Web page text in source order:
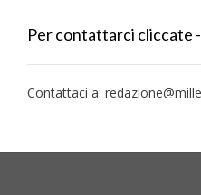
Per contattarci cliccate
Contattaci a: